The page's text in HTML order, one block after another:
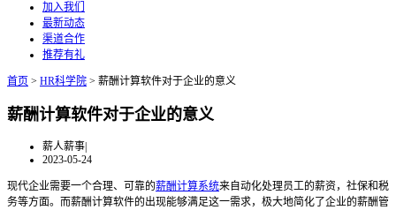
加入我们
最新动态
渠道合作
推荐有礼
首页 > HR科学院 > 薪酬计算软件对于企业的意义
薪酬计算软件对于企业的意义
薪人薪事|
2023-05-24
现代企业需要一个合理、可靠的薪酬计算系统来自动化处理员工的薪资，社保和税
务等方面。而薪酬计算软件的出现能够满足这一需求，极大地简化了企业的薪酬管